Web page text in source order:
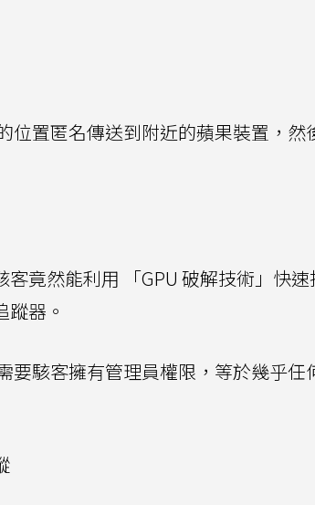
位置匿名傳送到附近的蘋果裝置，然
竟然能利用 「GPU 破解技術」快
器。
要駭客擁有管理員權限，等於幾乎任